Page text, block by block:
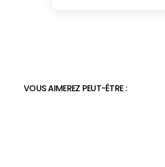
VOUS AIMEREZ PEUT-ÊTRE :